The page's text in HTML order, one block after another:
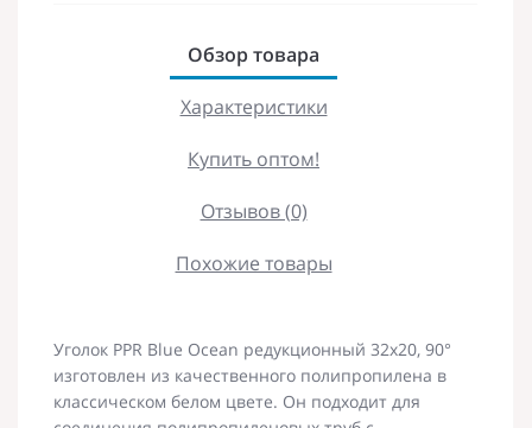
Обзор товара
Характеристики
Купить оптом!
Отзывов (0)
Похожие товары
Уголок PPR Blue Ocean редукционный 32х20, 90°
изготовлен из качественного полипропилена в
классическом белом цвете. Он подходит для